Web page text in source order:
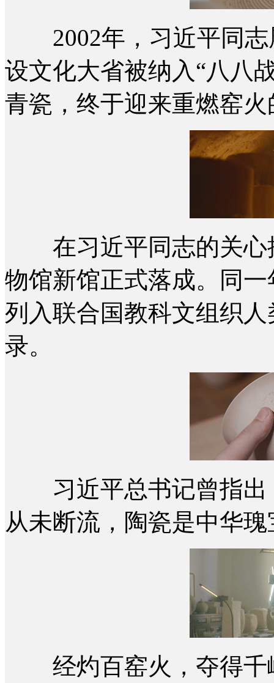
2002年，习近平同志
设文化大省被纳入“八八
青瓷，终于迎来重燃窑
在习近平同志的关心
物馆新馆正式落成。同
列入联合国教科文组织
录。
习近平总书记曾指出
从未断流，陶瓷是中华
经灼百窑火，夺得千